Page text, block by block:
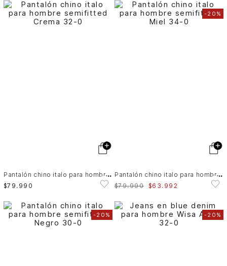
P
antalón chino italo para hombre semifitted
$79 . 990
-20%
P
antalón chino italo para hombre semifitted
$79.990 $63 . 992
-20% -20%